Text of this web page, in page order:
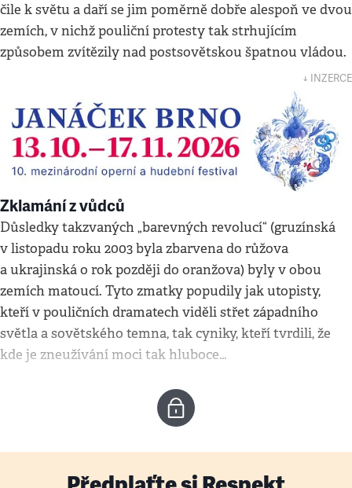
čile k světu a daří se jim poměrně dobře alespoň ve dvou
zemích, v nichž pouliční protesty tak strhujícím
způsobem zvítězily nad postsovětskou špatnou vládou.
↓ INZERCE
Zklamání z vůdců
Důsledky takzvaných „barevných revolucí“ (gruzínská
v listopadu roku 2003 byla zbarvena do růžova
a ukrajinská o rok později do oranžova) byly v obou
zemích matoucí. Tyto zmatky popudily jak utopisty,
kteří v pouličních dramatech viděli střet západního
světla a sovětského temna, tak cyniky, kteří tvrdili, že
kde je zneužívání moci tak hluboce…